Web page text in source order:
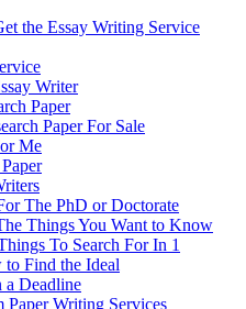
the Essay Writing Service
Writer
Paper
Paper For Sale
Me
The PhD or Doctorate
Things You Want to Know
To Search For In 1
Find the Ideal
a Deadline
Writing Services